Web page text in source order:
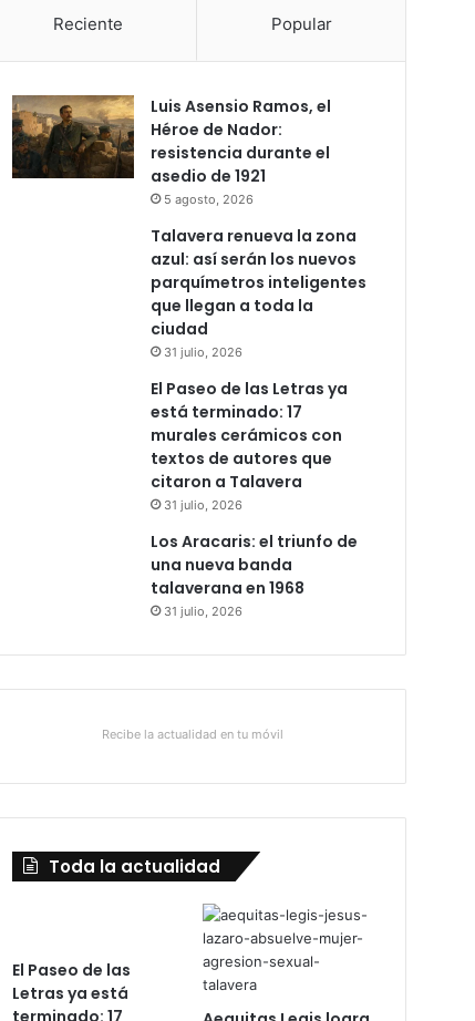
Reciente Popular
Luis Asensio Ramos, el
Héroe de Nador:
resistencia durante el
asedio de 1921
5 agosto, 2026
Talavera renueva la zona
azul: así serán los nuevos
parquímetros inteligentes
que llegan a toda la
ciudad
31 julio, 2026
El Paseo de las Letras ya
está terminado: 17
murales cerámicos con
textos de autores que
citaron a Talavera
31 julio, 2026
Los Aracaris: el triunfo de
una nueva banda
talaverana en 1968
31 julio, 2026
Recibe la actualidad en tu móvil
Toda la actualidad
El Paseo de las
Letras ya está
terminado: 17